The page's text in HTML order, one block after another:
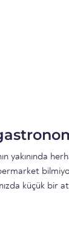
yakınında
küçük bir